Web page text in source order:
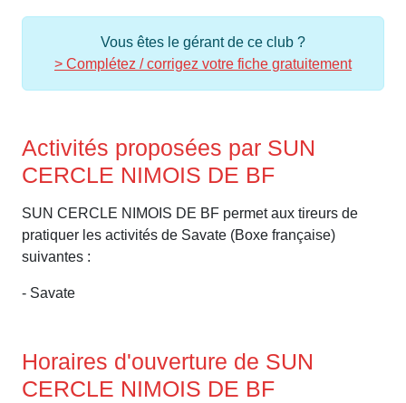
Vous êtes le gérant de ce club ?
> Complétez / corrigez votre fiche gratuitement
Activités proposées par SUN
CERCLE NIMOIS DE BF
SUN CERCLE NIMOIS DE BF permet aux tireurs de
pratiquer les activités de Savate (Boxe française)
suivantes :
- Savate
Horaires d'ouverture de SUN
CERCLE NIMOIS DE BF